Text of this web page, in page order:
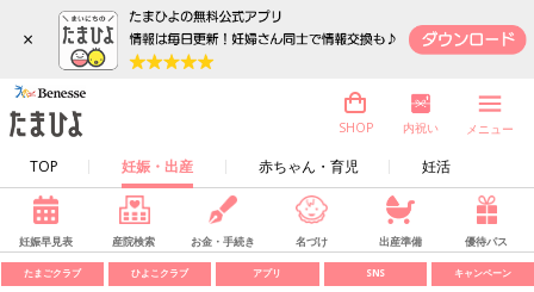
×
TOP 妊娠・出産 赤ちゃん・育児 妊活
SHOP 内祝い メニュー
妊娠早見表 産院検索 お金・手続き 名づけ 出産準備 優待パス
たまごクラブ ひよこクラブ アプリ SNS キャンペーン